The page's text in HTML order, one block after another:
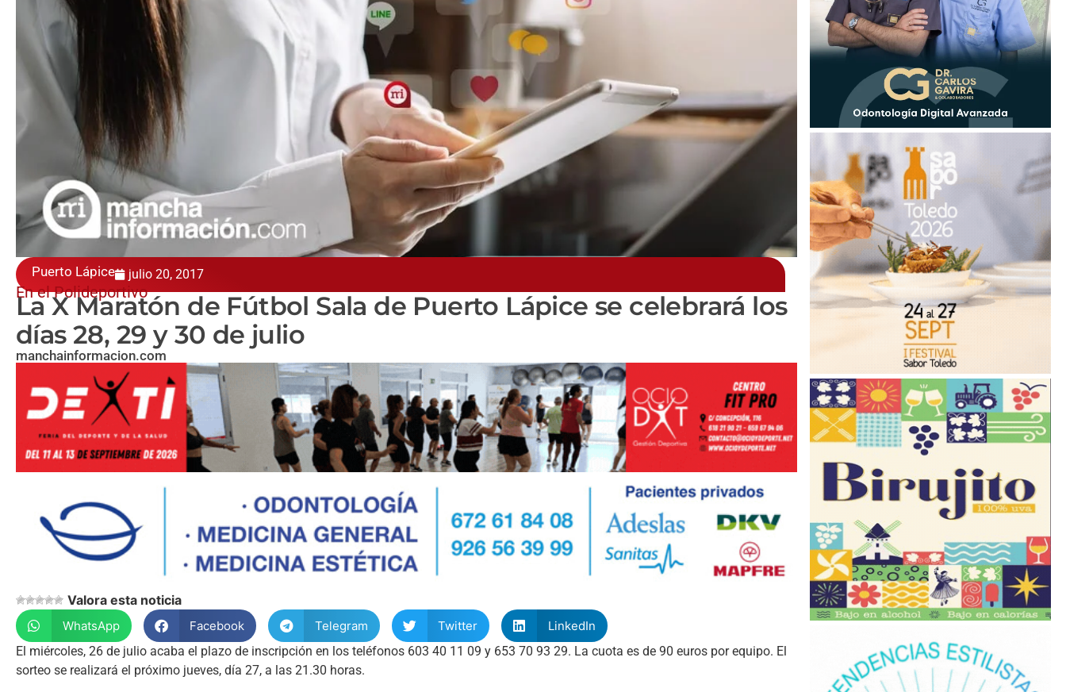
Puerto Lápice julio 20, 2017
En el Polideportivo
La X Maratón de Fútbol Sala de Puerto Lápice se celebrará los
días 28, 29 y 30 de julio
manchainformacion.com
Valora esta noticia
WhatsApp Facebook Telegram Twitter
LinkedIn
El miércoles, 26 de julio acaba el plazo de inscripción en los teléfonos 603 40 11 09 y 653 70 93 29. La cuota es de 90 euros por equipo. El
sorteo se realizará el próximo jueves, día 27, a las 21.30 horas.